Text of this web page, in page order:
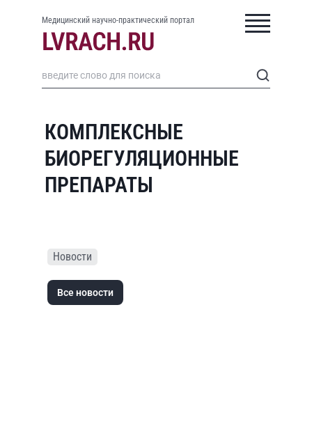
Медицинский научно-практический портал
КОМПЛЕКСНЫЕ
БИОРЕГУЛЯЦИОННЫЕ
ПРЕПАРАТЫ
Новости
Все новости